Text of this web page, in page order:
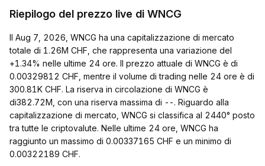
Riepilogo del prezzo live di WNCG
Il Aug 7, 2026, WNCG ha una capitalizzazione di mercato
totale di 1.26M CHF, che rappresenta una variazione del
+1.34% nelle ultime 24 ore. Il prezzo attuale di WNCG è di
0.00329812 CHF, mentre il volume di trading nelle 24 ore è di
300.81K CHF. La riserva in circolazione di WNCG è
di382.72M, con una riserva massima di --. Riguardo alla
capitalizzazione di mercato, WNCG si classifica al 2440° posto
tra tutte le criptovalute. Nelle ultime 24 ore, WNCG ha
raggiunto un massimo di 0.00337165 CHF e un minimo di
0.00322189 CHF.